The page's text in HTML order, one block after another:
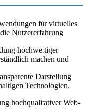
für virtuelles
Nutzererfahrung
hochwertiger
machen und
Darstellung
Technologien.
hochqualitativer Web-